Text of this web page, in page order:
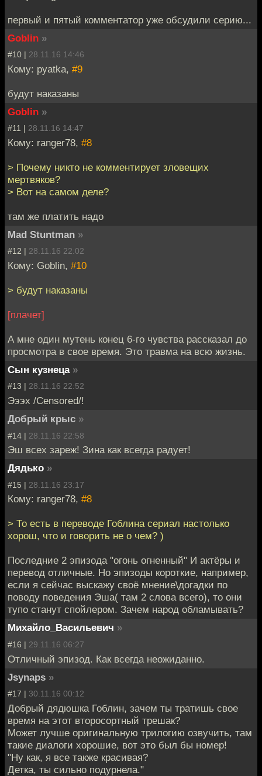
первый и пятый комментатор уже обсудили серию...
Goblin »
#10 | 28.11.16 14:46
Кому: pyatka, #9
будут наказаны
Goblin »
#11 | 28.11.16 14:47
Кому: ranger78, #8
> Почему никто не комментирует зловещих
мертвяков?
> Вот на самом деле?
там же платить надо
Mad Stuntman »
#12 | 28.11.16 22:02
Кому: Goblin, #10
> будут наказаны
[плачет]
А мне один мутень конец 6-го чувства рассказал до
просмотра в свое время. Это травма на всю жизнь.
Сын кузнеца »
#13 | 28.11.16 22:52
Эээх /Censored/!
Добрый крыс »
#14 | 28.11.16 22:58
Эш всех зареж! Зина как всегда радует!
Дядько »
#15 | 28.11.16 23:17
Кому: ranger78, #8
> То есть в переводе Гоблина сериал настолько
хорош, что и говорить не о чем? )
Последние 2 эпизода "огонь огненный" И актёры и
перевод отличные. Но эпизоды короткие, например,
если я сейчас выскажу своё мнение\догадки по
поводу поведения Эша( там 2 слова всего), то они
тупо станут спойлером. Зачем народ обламывать?
Михайло_Васильевич »
#16 | 29.11.16 06:27
Отличный эпизод. Как всегда неожиданно.
Jsynaps »
#17 | 30.11.16 00:12
Добрый дядюшка Гоблин, зачем ты тратишь свое
время на этот второсортный трешак?
Может лучше оригинальную трилогию озвучить, там
такие диалоги хорошие, вот это был бы номер!
"Ну как, я все также красивая?
Детка, ты сильно подурнела."